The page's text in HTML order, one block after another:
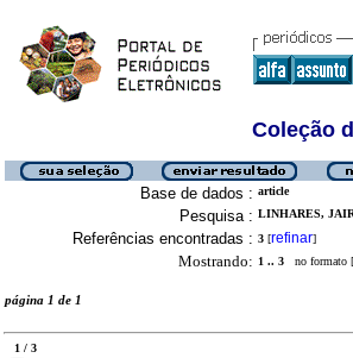
Coleção
Base de dados : article
Pesquisa : LINHARES,
Referências encontradas : 3 [refinar]
Mostrando: 1 .. 3 no formato [
página 1 de 1
1 / 3